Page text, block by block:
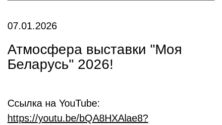
07.01.2026
Атмосфера выставки "Моя
Беларусь" 2026!
Ссылка на YouTube:
https://youtu.be/bQA8HXAlae8?